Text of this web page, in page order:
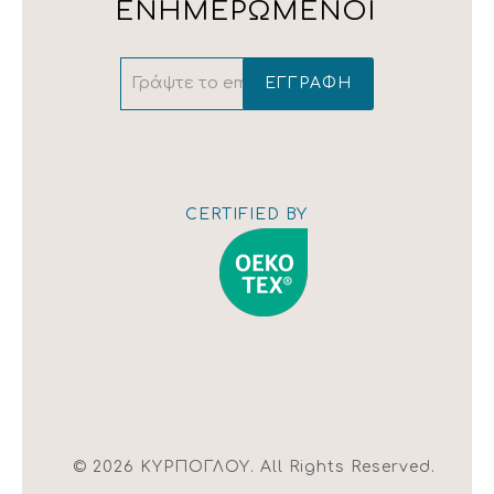
ΕΝΗΜΕΡΩΜΕΝΟΙ
CERTIFIED BY
© 2026 ΚΥΡΠΟΓΛΟΥ. All Rights Reserved.